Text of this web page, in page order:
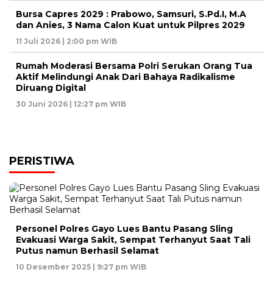
Bursa Capres 2029 : Prabowo, Samsuri, S.Pd.I, M.A
dan Anies, 3 Nama Calon Kuat untuk Pilpres 2029
11 Juli 2026 | 2:00 pm WIB
Rumah Moderasi Bersama Polri Serukan Orang Tua
Aktif Melindungi Anak Dari Bahaya Radikalisme
Diruang Digital
30 Juni 2026 | 12:27 pm WIB
PERISTIWA
Personel Polres Gayo Lues Bantu Pasang Sling
Evakuasi Warga Sakit, Sempat Terhanyut Saat Tali
Putus namun Berhasil Selamat
10 Desember 2025 | 9:27 pm WIB